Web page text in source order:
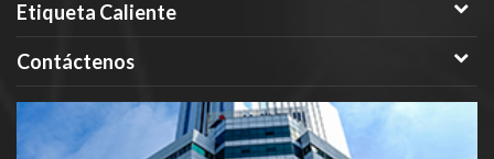
Etiqueta Caliente
Contáctenos